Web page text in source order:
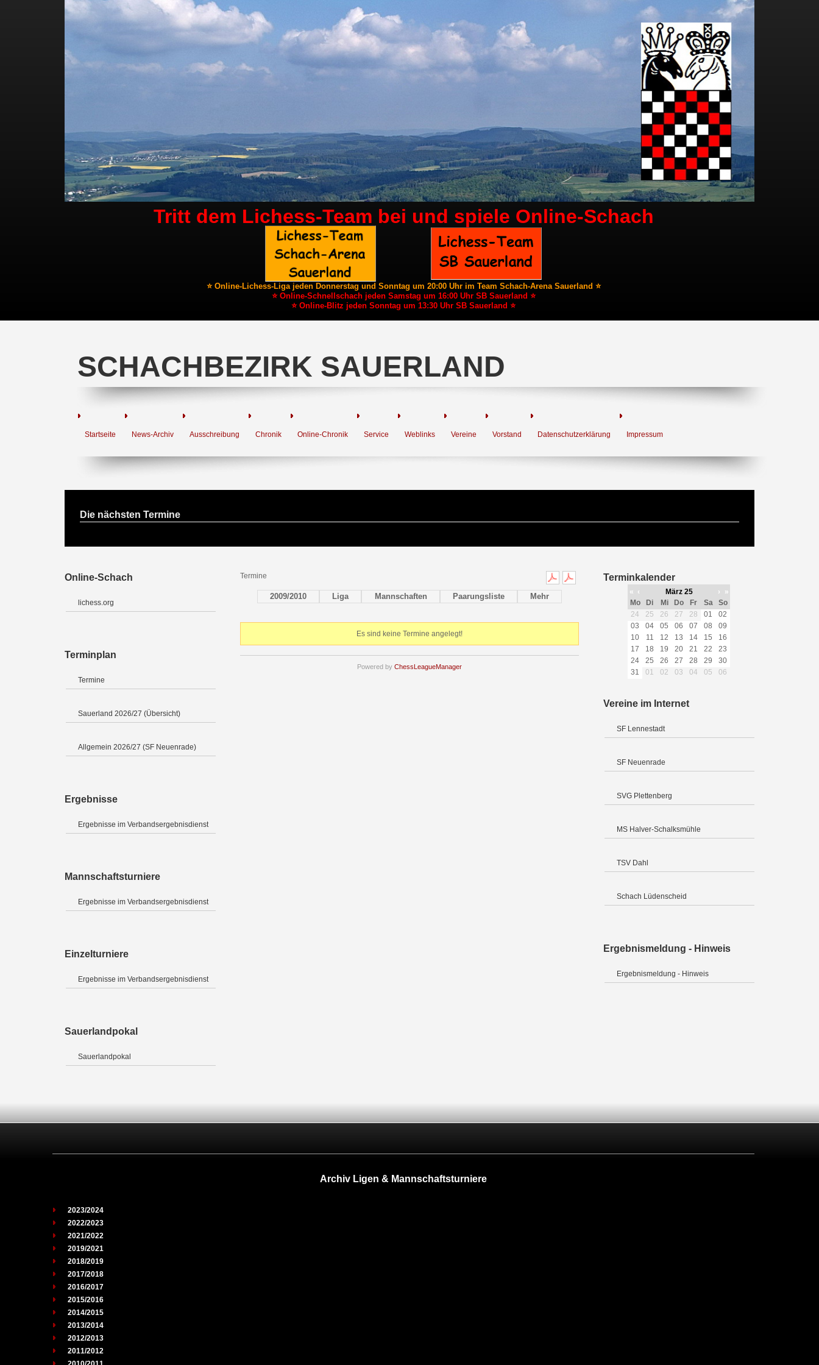
Tritt dem Lichess-Team bei und spiele Online-Schach
⭐ Online-Lichess-Liga jeden Donnerstag und Sonntag um 20:00 Uhr im Team Schach-Arena Sauerland ⭐
⭐ Online-Schnellschach jeden Samstag um 16:00 Uhr SB Sauerland ⭐
⭐ Online-Blitz jeden Sonntag um 13:30 Uhr SB Sauerland ⭐
SCHACHBEZIRK SAUERLAND
Startseite News-Archiv Ausschreibung Chronik Online-Chronik Service Weblinks Vereine Vorstand Datenschutzerklärung Impressum
Die nächsten Termine
Online-Schach
lichess.org
Terminplan
Termine
Sauerland 2026/27 (Übersicht)
Allgemein 2026/27 (SF Neuenrade)
Ergebnisse
Ergebnisse im Verbandsergebnisdienst
Mannschaftsturniere
Ergebnisse im Verbandsergebnisdienst
Einzelturniere
Ergebnisse im Verbandsergebnisdienst
Sauerlandpokal
Sauerlandpokal
Termine
2009/2010 Liga Mannschaften Paarungsliste Mehr
Es sind keine Termine angelegt!
Powered by ChessLeagueManager
Terminkalender
« ‹ März 25 ›
»
Mo
Di Mi Do Fr Sa
So
24
25 26 27 28 01
02
03
04 05 06 07 08
09
10
11 12 13 14 15
16
17
18 19 20 21 22
23
24
25 26 27 28 29
30
31
01 02 03 04 05 06
Vereine im Internet
SF Lennestadt
SF Neuenrade
SVG Plettenberg
MS Halver-Schalksmühle
TSV Dahl
Schach Lüdenscheid
Ergebnismeldung - Hinweis
Ergebnismeldung - Hinweis
Archiv Ligen & Mannschaftsturniere
2023/2024
2022/2023
2021/2022
2019/2021
2018/2019
2017/2018
2016/2017
2015/2016
2014/2015
2013/2014
2012/2013
2011/2012